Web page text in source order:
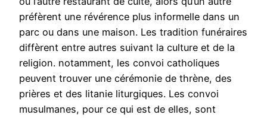
préfèrent une révérence plus informelle dans un
parc ou dans une maison. Les tradition funéraires
diffèrent entre autres suivant la culture et de la
religion. notamment, les convoi catholiques
peuvent trouver une cérémonie de thrène, des
prières et des litanie liturgiques. Les convoi
musulmanes, pour ce qui est de elles, sont